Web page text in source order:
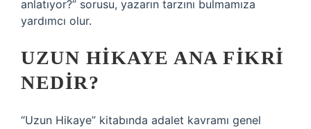
anlatıyor?” sorusu, yazarın tarzını bulmamıza
yardımcı olur.
UZUN HIKAYE ANA FIKRI
NEDIR?
“Uzun Hikaye” kitabında adalet kavramı genel